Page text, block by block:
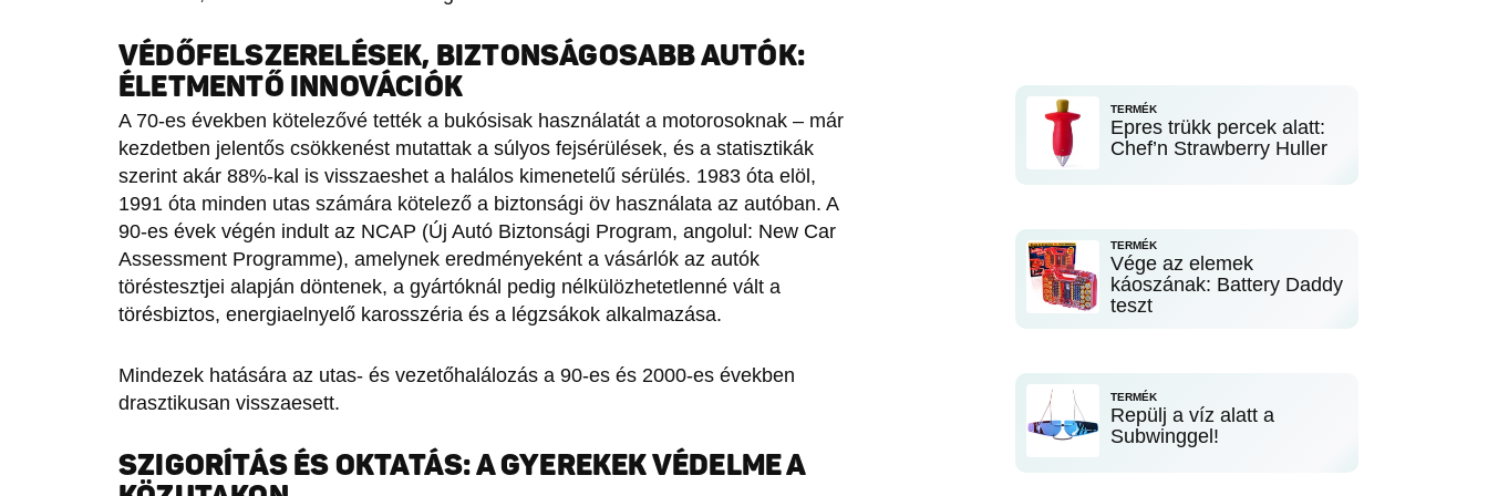
VÉDŐFELSZERELÉSEK, BIZTONSÁGOSABB AUTÓK:
ÉLETMENTŐ INNOVÁCIÓK
A 70-es években kötelezővé tették a bukósisak használatát a motorosoknak – már
kezdetben jelentős csökkenést mutattak a súlyos fejsérülések, és a statisztikák
szerint akár 88%-kal is visszaeshet a halálos kimenetelű sérülés. 1983 óta elöl,
1991 óta minden utas számára kötelező a biztonsági öv használata az autóban. A
90-es évek végén indult az NCAP (Új Autó Biztonsági Program, angolul: New Car
Assessment Programme), amelynek eredményeként a vásárlók az autók
töréstesztjei alapján döntenek, a gyártóknál pedig nélkülözhetetlenné vált a
törésbiztos, energiaelnyelő karosszéria és a légzsákok alkalmazása.
Mindezek hatására az utas- és vezetőhalálozás a 90-es és 2000-es években
drasztikusan visszaesett.
SZIGORÍTÁS ÉS OKTATÁS: A GYEREKEK VÉDELME A
TERMÉK
Epres trükk percek alatt:
Chef’n Strawberry Huller
TERMÉK
Vége az elemek
káoszának: Battery Daddy
teszt
TERMÉK
Repülj a víz alatt a
Subwinggel!